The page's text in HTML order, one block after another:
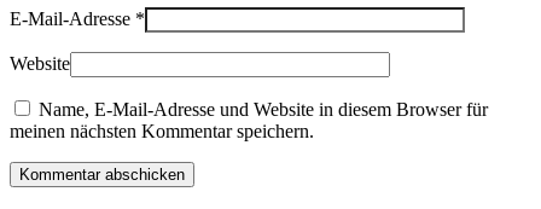
E-Mail-Adresse *
Website
Name, E-Mail-Adresse und Website in diesem Browser für
meinen nächsten Kommentar speichern.
Kommentar abschicken